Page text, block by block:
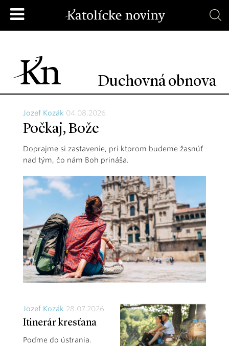
Duchovná obnova
Jozef Kozák 04.08.2026
Počkaj, Bože
Doprajme si zastavenie, pri ktorom budeme žasnúť
nad tým, čo nám Boh prináša.
Jozef Kozák 28.07.2026
Itinerár kresťana
Poďme do ústrania.